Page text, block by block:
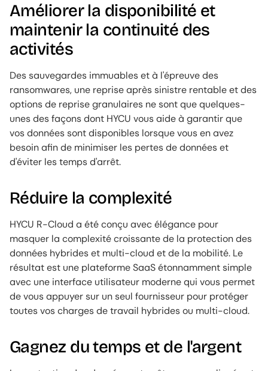
Améliorer la disponibilité et
maintenir la continuité des
activités
Des sauvegardes immuables et à l'épreuve des
ransomwares, une reprise après sinistre rentable et des
options de reprise granulaires ne sont que quelques-
unes des façons dont HYCU vous aide à garantir que
vos données sont disponibles lorsque vous en avez
besoin afin de minimiser les pertes de données et
d'éviter les temps d'arrêt.
Réduire la complexité
HYCU R-Cloud a été conçu avec élégance pour
masquer la complexité croissante de la protection des
données hybrides et multi-cloud et de la mobilité. Le
résultat est une plateforme SaaS étonnamment simple
avec une interface utilisateur moderne qui vous permet
de vous appuyer sur un seul fournisseur pour protéger
toutes vos charges de travail hybrides ou multi-cloud.
Gagnez du temps et de l'argent